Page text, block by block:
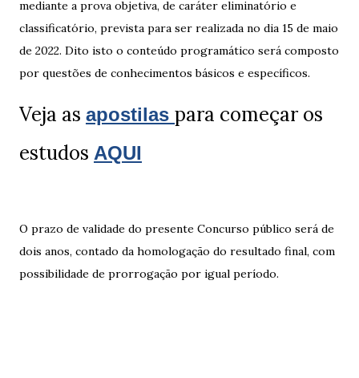
mediante a prova objetiva, de caráter eliminatório e
classificatório, prevista para ser realizada no dia 15 de maio
de 2022. Dito isto o conteúdo programático será composto
por questões de conhecimentos básicos e específicos.
Veja as apostilas para começar os
estudos AQUI
O prazo de validade do presente Concurso público será de
dois anos, contado da homologação do resultado final, com
possibilidade de prorrogação por igual período.